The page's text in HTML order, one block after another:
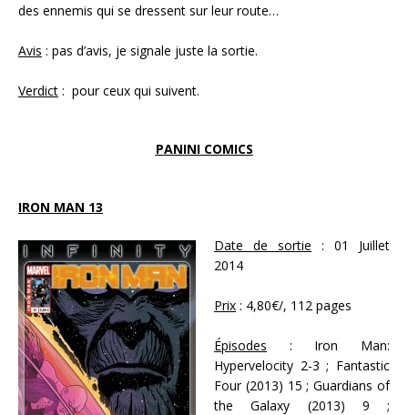
des ennemis qui se dressent sur leur route…
Avis : pas d’avis, je signale juste la sortie.
Verdict : pour ceux qui suivent.
PANINI COMICS
IRON MAN 13
Date de sortie : 01 Juillet
2014
Prix : 4,80€/, 112 pages
Épisodes : Iron Man:
Hypervelocity 2-3 ; Fantastic
Four (2013) 15 ; Guardians of
the Galaxy (2013) 9 ;